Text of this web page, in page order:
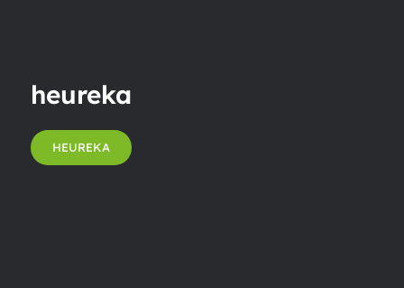
heureka
HEUREKA